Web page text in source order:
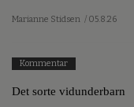
Marianne Stidsen / 05.8.26
Kommentar
Det sorte vidunderbarn